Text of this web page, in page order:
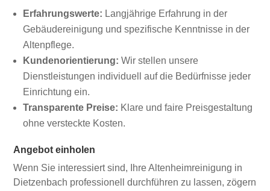
Erfahrungswerte: Langjährige Erfahrung in der
Gebäudereinigung und spezifische Kenntnisse in der
Altenpflege.
Kundenorientierung: Wir stellen unsere
Dienstleistungen individuell auf die Bedürfnisse jeder
Einrichtung ein.
Transparente Preise: Klare und faire Preisgestaltung
ohne versteckte Kosten.
Angebot einholen
Wenn Sie interessiert sind, Ihre Altenheimreinigung in
Dietzenbach professionell durchführen zu lassen, zögern